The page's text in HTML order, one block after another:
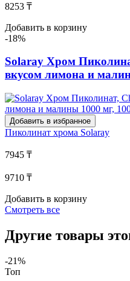
8253 ₸
Добавить в корзину
-18%
Solaray Хром
вкусом лимона и
Добавить в избранное
Пиколинат хрома Solaray
7945 ₸
9710 ₸
Добавить в корзину
Смотреть все
Другие товары
-21%
Топ